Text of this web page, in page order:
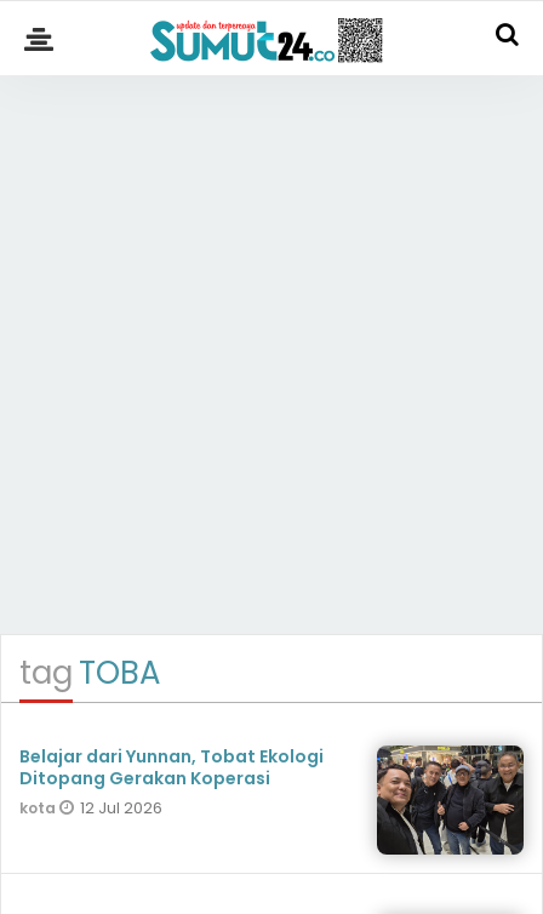
tagTOBA
Belajar dari Yunnan, Tobat Ekologi
Ditopang Gerakan Koperasi
kota 12 Jul 2026